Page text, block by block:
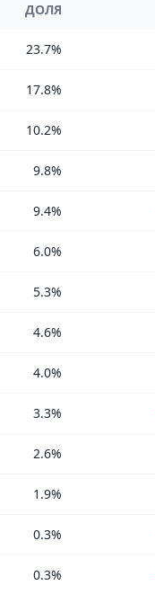
ДОЛЯ
23.7%
17.8%
10.2%
9.8%
9.4%
6.0%
5.3%
4.6%
4.0%
3.3%
2.6%
1.9%
0.3%
0.3%